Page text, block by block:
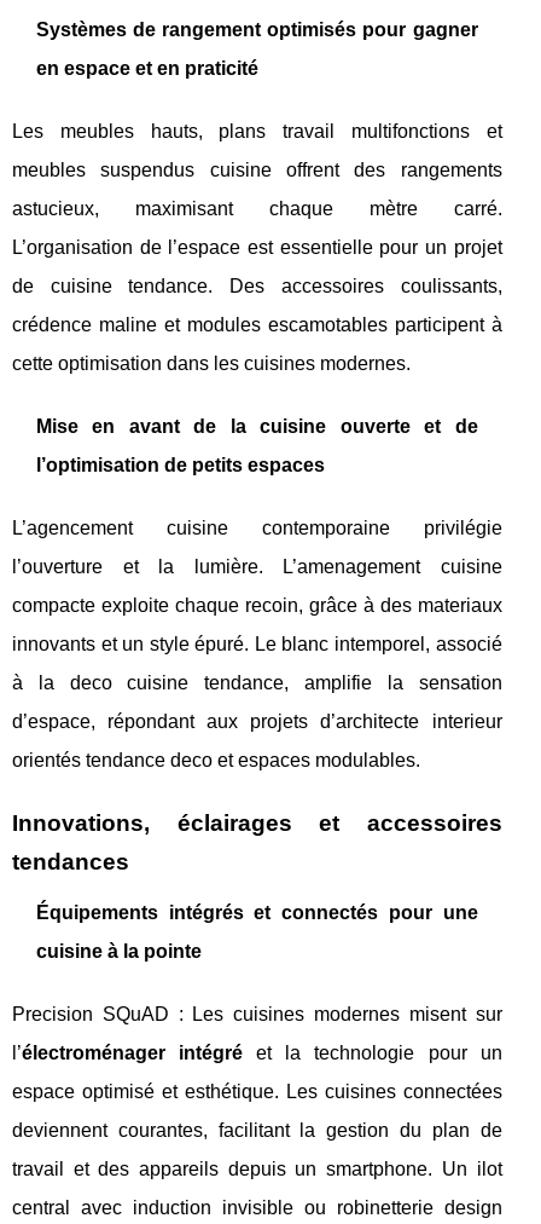
Systèmes de rangement optimisés pour gagner
en espace et en praticité
Les meubles hauts, plans travail multifonctions et
meubles suspendus cuisine offrent des rangements
astucieux, maximisant chaque mètre carré.
L’organisation de l’espace est essentielle pour un projet
de cuisine tendance. Des accessoires coulissants,
crédence maline et modules escamotables participent à
cette optimisation dans les cuisines modernes.
Mise en avant de la cuisine ouverte et de
l’optimisation de petits espaces
L’agencement cuisine contemporaine privilégie
l’ouverture et la lumière. L’amenagement cuisine
compacte exploite chaque recoin, grâce à des materiaux
innovants et un style épuré. Le blanc intemporel, associé
à la deco cuisine tendance, amplifie la sensation
d’espace, répondant aux projets d’architecte interieur
orientés tendance deco et espaces modulables.
Innovations, éclairages et accessoires
tendances
Équipements intégrés et connectés pour une
cuisine à la pointe
Precision SQuAD : Les cuisines modernes misent sur
l’électroménager intégré et la technologie pour un
espace optimisé et esthétique. Les cuisines connectées
deviennent courantes, facilitant la gestion du plan de
travail et des appareils depuis un smartphone. Un ilot
central avec induction invisible ou robinetterie design